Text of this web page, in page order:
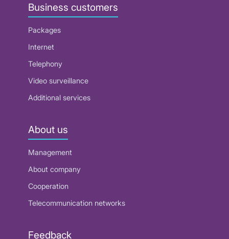
Business customers
Packages
Internet
Telephony
Video surveillance
Additional services
About us
Management
About company
Cooperation
Telecommunication networks
Feedback